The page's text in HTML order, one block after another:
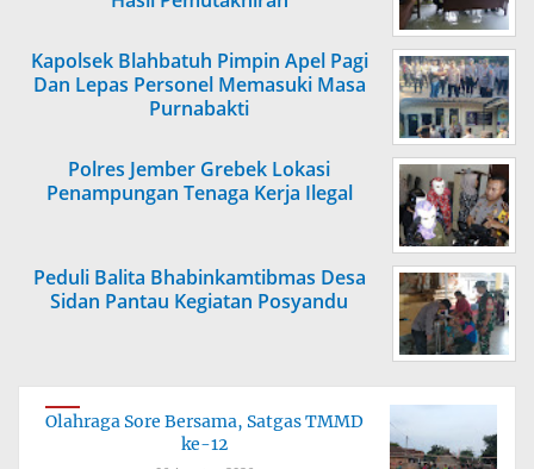
Kapolsek Blahbatuh Pimpin Apel Pagi
Dan Lepas Personel Memasuki Masa
Purnabakti
Polres Jember Grebek Lokasi
Penampungan Tenaga Kerja Ilegal
Peduli Balita Bhabinkamtibmas Desa
Sidan Pantau Kegiatan Posyandu
Olahraga Sore Bersama, Satgas TMMD
ke-12